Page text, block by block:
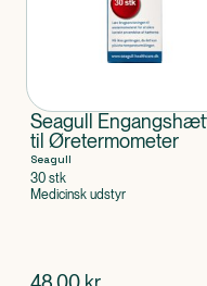
Seagull
til Øretermometer
Seagull
30 stk
Medicinsk udstyr
$nuværende pris